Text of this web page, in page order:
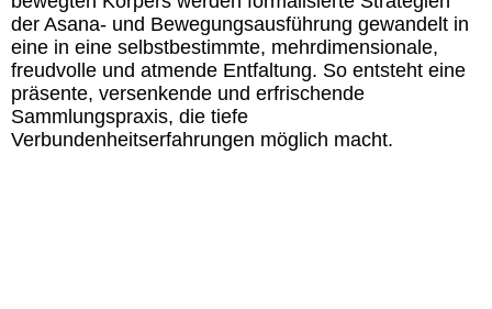
der Asana- und Bewegungsausführung gewandelt in
eine in eine selbstbestimmte, mehrdimensionale,
freudvolle und atmende Entfaltung. So entsteht eine
präsente, versenkende und erfrischende
Sammlungspraxis, die tiefe
Verbundenheitserfahrungen möglich macht.